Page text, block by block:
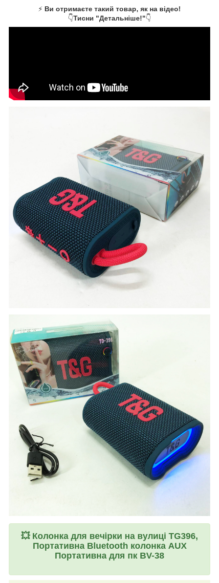
⚡ Ви отримаєте такий товар, як на відео!
👇Тисни "Детальніше!"👇
💥 Колонка для вечірки на вулиці TG396,
Портативна Bluetooth колонка AUX
Портативна для пк BV-38